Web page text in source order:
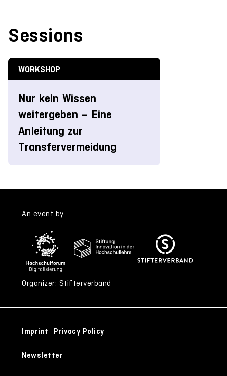
Sessions
WORKSHOP
Nur kein Wissen
weitergeben – Eine
Anleitung zur
Transfervermeidung
An event by
Organizer: Stifterverband
Imprint Privacy Policy
Newsletter